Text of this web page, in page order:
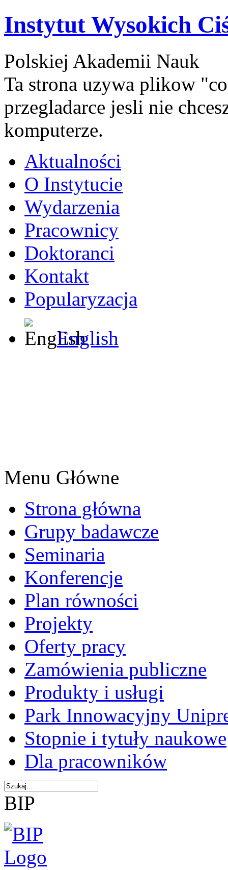
Instytut Wysokich
Polskiej Akademii Nauk
Ta strona uzywa plikow
przegladarce jesli nie
komputerze.
Aktualności
O Instytucie
Wydarzenia
Pracownicy
Doktoranci
Kontakt
Popularyzacja
English
Menu Główne
Strona główna
Grupy badawcze
Seminaria
Konferencje
Plan równości
Projekty
Oferty pracy
Zamówienia publiczne
Produkty i usługi
Park Innowacyjny
Stopnie i tytuły naukowe
Dla pracowników
BIP